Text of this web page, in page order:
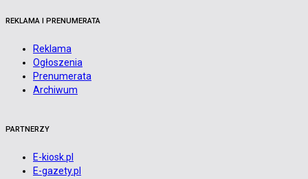
REKLAMA I PRENUMERATA
Reklama
Ogłoszenia
Prenumerata
Archiwum
PARTNERZY
E-kiosk.pl
E-gazety.pl